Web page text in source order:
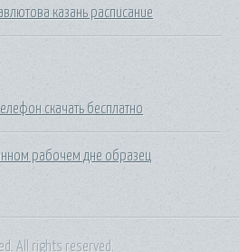
казань расписание
скачать бесплатно
рабочем дне образец
All rights reserved.